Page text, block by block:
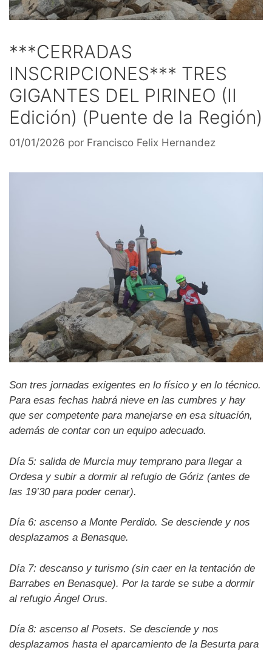
***CERRADAS
INSCRIPCIONES*** TRES
GIGANTES DEL PIRINEO (II
Edición) (Puente de la Región)
01/01/2026 por Francisco Felix Hernandez
Son tres jornadas exigentes en lo físico y en lo técnico.
Para esas fechas habrá nieve en las cumbres y hay
que ser competente para manejarse en esa situación,
además de contar con un equipo adecuado.
Día 5: salida de Murcia muy temprano para llegar a
Ordesa y subir a dormir al refugio de Góriz (antes de
las 19’30 para poder cenar).
Día 6: ascenso a Monte Perdido. Se desciende y nos
desplazamos a Benasque.
Día 7: descanso y turismo (sin caer en la tentación de
Barrabes en Benasque). Por la tarde se sube a dormir
al refugio Ángel Orus.
Día 8: ascenso al Posets. Se desciende y nos
desplazamos hasta el aparcamiento de la Besurta para